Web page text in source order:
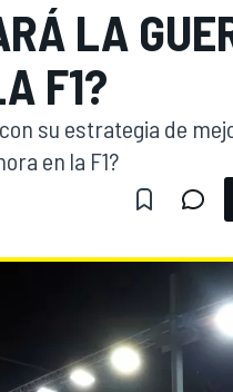
LA
F1?
su estrategia de
en la F1?